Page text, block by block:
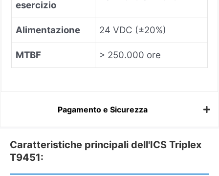
esercizio
Alimentazione 24 VDC (±20%)
MTBF > 250.000 ore
Pagamento e Sicurezza
Caratteristiche principali dell'ICS Triplex
T9451: